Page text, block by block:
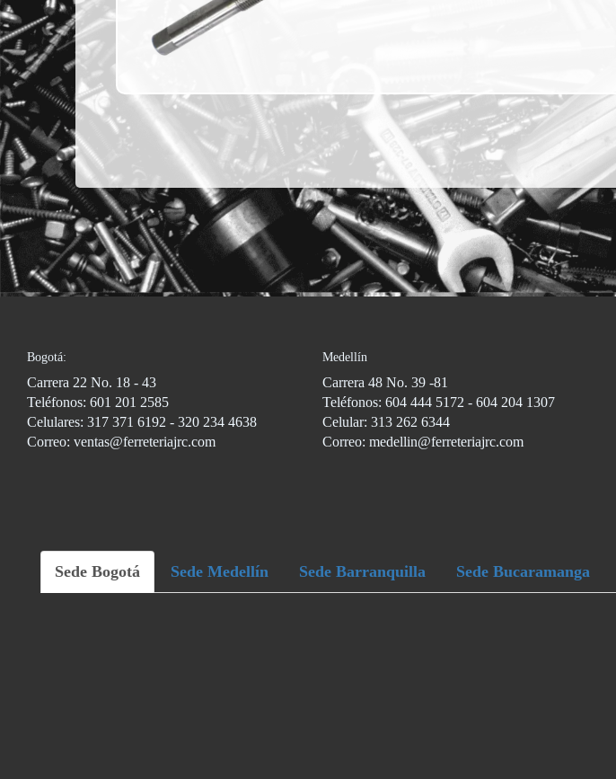
Bogotá:
Carrera 22 No. 18 - 43
Teléfonos: 601 201 2585
Celulares: 317 371 6192 - 320 234 4638
Correo: ventas@ferreteriajrc.com
Medellín
Carrera 48 No. 39 -81
Teléfonos: 604 444 5172 - 604 204 1307
Celular: 313 262 6344
Correo: medellin@ferreteriajrc.com
Sede Bogotá Sede Medellín Sede Barranquilla Sede Bucaramanga